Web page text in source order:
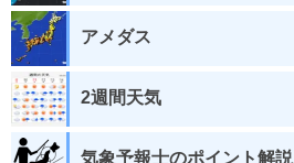
アメダス
2週間天気
気象予報士のポイント解説